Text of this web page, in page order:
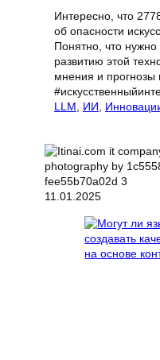
Интересно, что
об опасности
Понятно, что нужно
развитию этой
мнения и прогнозы
LLM, ИИ,
11.01.2025